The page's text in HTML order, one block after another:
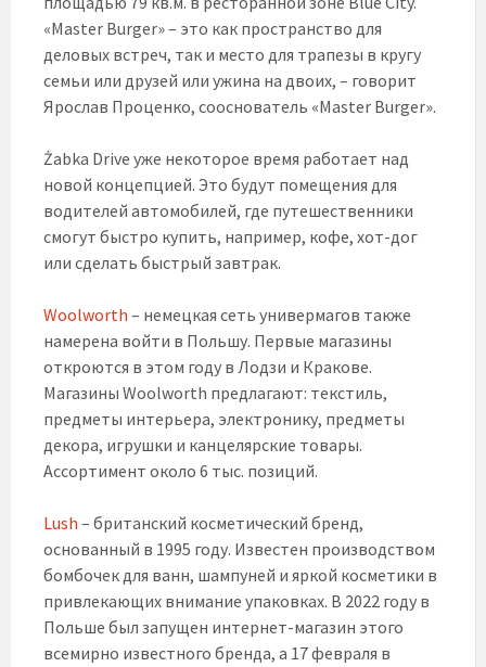
«Master Burger» – это как пространство для
деловых встреч, так и место для трапезы в кругу
семьи или друзей или ужина на двоих, – говорит
Ярослав Проценко, сооснователь «Master Burger».
Żabka Drive уже некоторое время работает над
новой концепцией. Это будут помещения для
водителей автомобилей, где путешественники
смогут быстро купить, например, кофе, хот-дог
или сделать быстрый завтрак.
Woolworth – немецкая сеть универмагов также
намерена войти в Польшу. Первые магазины
откроются в этом году в Лодзи и Кракове.
Магазины Woolworth предлагают: текстиль,
предметы интерьера, электронику, предметы
декора, игрушки и канцелярские товары.
Ассортимент около 6 тыс. позиций.
Lush – британский косметический бренд,
основанный в 1995 году. Известен производством
бомбочек для ванн, шампуней и яркой косметики в
привлекающих внимание упаковках. В 2022 году в
Польше был запущен интернет-магазин этого
всемирно известного бренда, а 17 февраля в